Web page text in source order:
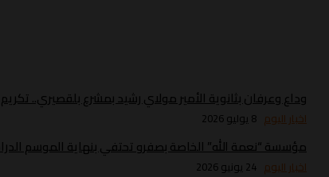
وداع وعرفان بثانوية الأمير مولاي رشيد بمشرع بلقصيري..
اخبار اليوم 8 يوليو 2026
مؤسسة “نعمة الله” الخاصة بصفرو تحتفي بنهاية الموسم
اخبار اليوم 24 يونيو 2026